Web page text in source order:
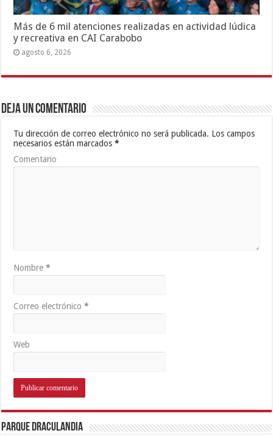
Más de 6 mil atenciones realizadas en actividad lúdica
y recreativa en CAI Carabobo
agosto 6, 2026
Deja un comentario
Tu dirección de correo electrónico no será publicada. Los campos
necesarios están marcados*
Comentario
Nombre*
Correo electrónico*
Web
Parque Draculandia